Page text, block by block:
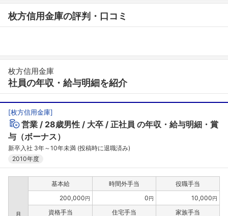
枚方信用金庫の評判・口コミ
枚方信用金庫
社員の年収・給与明細を紹介
[枚方信用金庫]
営業 28歳男性 大卒 正社員 の年収・給与明細・賞
与（ボーナス）
新卒入社 3年～10年未満 (投稿時に退職済み)
2010年度
月
基本給 時間外手当
役職手当
200,000円 0円 10,000円
資格手当 住宅手当
家族手当